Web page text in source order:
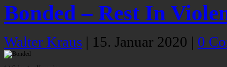
Bonded – Rest In
Walter Kraus | 15. Januar 2020 | 0